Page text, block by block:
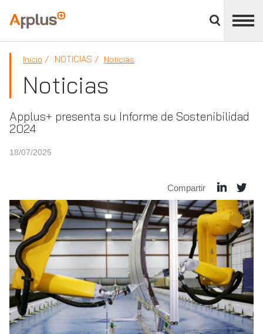
panel
Applus+
Inicio NOTICIAS Noticias
Noticias
Applus+ presenta su Informe de Sostenibilidad
2024
18/07/2025
Compartir